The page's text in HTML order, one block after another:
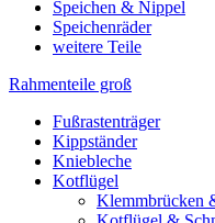
Speichen & Nippel
Speichenräder
weitere Teile
Rahmenteile groß
Fußrastenträger
Kippständer
Kniebleche
Kotflügel
Klemmbrücken